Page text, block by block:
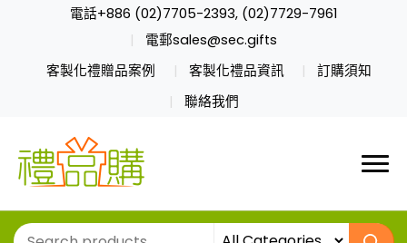
電話+886 (02)7705-2393, (02)7729-7961
電郵sales@sec.gifts
客製化禮贈品案例
客製化禮品資訊
訂購須知
聯絡我們